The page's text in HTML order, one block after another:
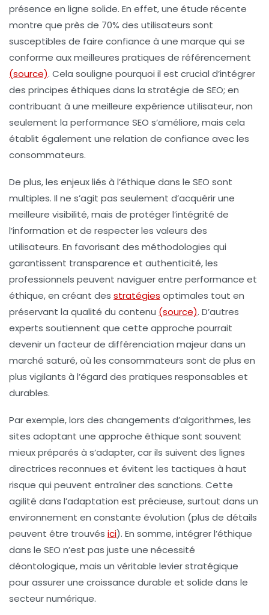
présence en ligne solide. En effet, une étude récente
montre que près de 70% des utilisateurs sont
susceptibles de faire confiance à une marque qui se
conforme aux meilleures pratiques de référencement
(source). Cela souligne pourquoi il est crucial d’intégrer
des principes éthiques dans la stratégie de SEO; en
contribuant à une meilleure expérience utilisateur, non
seulement la performance SEO s’améliore, mais cela
établit également une relation de confiance avec les
consommateurs.
De plus, les enjeux liés à l’éthique dans le SEO sont
multiples. Il ne s’agit pas seulement d’acquérir une
meilleure visibilité, mais de protéger l’intégrité de
l’information et de respecter les valeurs des
utilisateurs. En favorisant des méthodologies qui
garantissent transparence et authenticité, les
professionnels peuvent naviguer entre performance et
éthique, en créant des stratégies optimales tout en
préservant la qualité du contenu (source). D’autres
experts soutiennent que cette approche pourrait
devenir un facteur de différenciation majeur dans un
marché saturé, où les consommateurs sont de plus en
plus vigilants à l’égard des pratiques responsables et
durables.
Par exemple, lors des changements d’algorithmes, les
sites adoptant une approche éthique sont souvent
mieux préparés à s’adapter, car ils suivent des lignes
directrices reconnues et évitent les tactiques à haut
risque qui peuvent entraîner des sanctions. Cette
agilité dans l’adaptation est précieuse, surtout dans un
environnement en constante évolution (plus de détails
peuvent être trouvés ici). En somme, intégrer l’éthique
dans le SEO n’est pas juste une nécessité
déontologique, mais un véritable levier stratégique
pour assurer une croissance durable et solide dans le
secteur numérique.